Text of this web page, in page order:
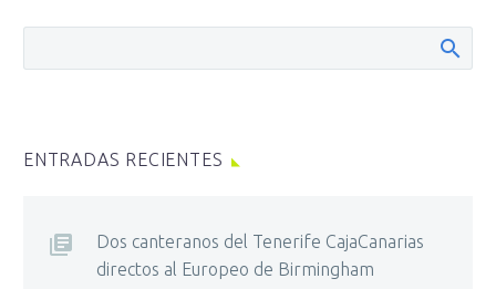
ENTRADAS RECIENTES
Dos canteranos del Tenerife CajaCanarias
directos al Europeo de Birmingham